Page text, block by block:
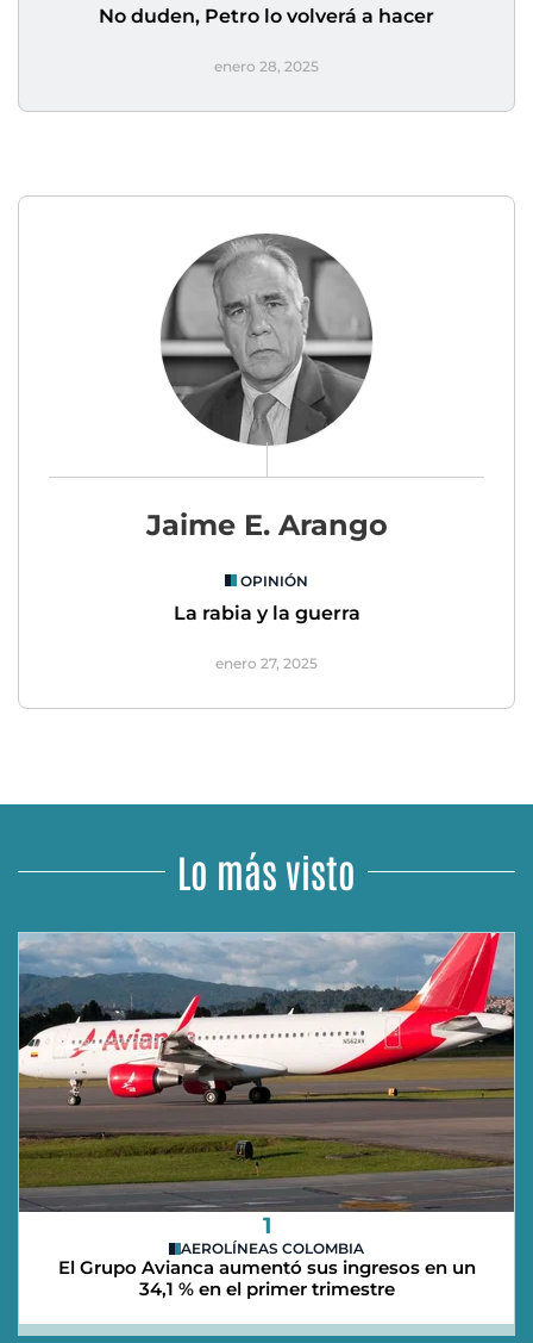
No duden, Petro lo volverá a hacer
enero 28, 2025
Jaime E. Arango
OPINIÓN
La rabia y la guerra
enero 27, 2025
Lo más visto
1
AEROLÍNEAS COLOMBIA
El Grupo Avianca aumentó sus ingresos en un
34,1 % en el primer trimestre